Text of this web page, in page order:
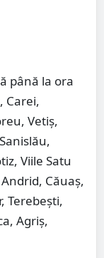
până la ora
Carei,
Vetiș,
Viile Satu
Căuaș,
Terebești,
Agriș,